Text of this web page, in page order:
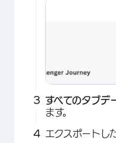
すべてのタブデ
ます。
エクスポートし